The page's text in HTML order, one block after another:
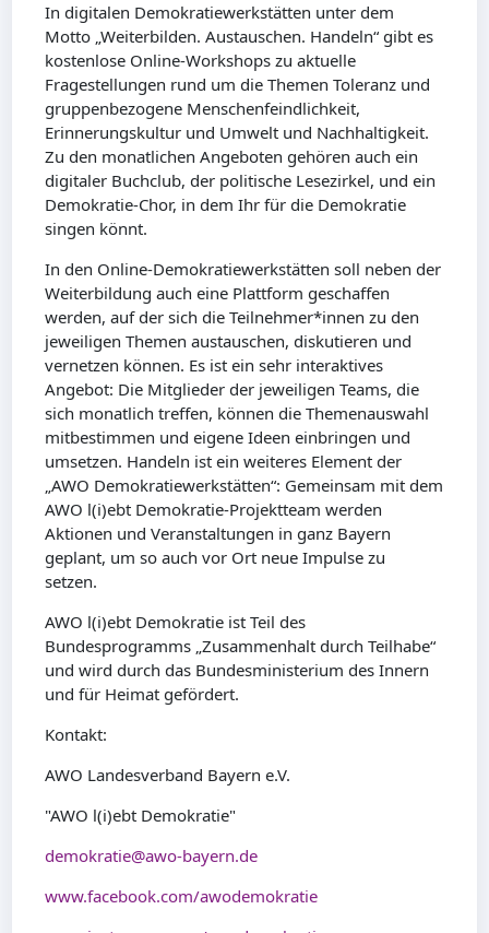
In digitalen Demokratiewerkstätten unter dem
Motto „Weiterbilden. Austauschen. Handeln“ gibt es
kostenlose Online-Workshops zu aktuelle
Fragestellungen rund um die Themen Toleranz und
gruppenbezogene Menschenfeindlichkeit,
Erinnerungskultur und Umwelt und Nachhaltigkeit.
Zu den monatlichen Angeboten gehören auch ein
digitaler Buchclub, der politische Lesezirkel, und ein
Demokratie-Chor, in dem Ihr für die Demokratie
singen könnt.
In den Online-Demokratiewerkstätten soll neben der
Weiterbildung auch eine Plattform geschaffen
werden, auf der sich die Teilnehmer*innen zu den
jeweiligen Themen austauschen, diskutieren und
vernetzen können. Es ist ein sehr interaktives
Angebot: Die Mitglieder der jeweiligen Teams, die
sich monatlich treffen, können die Themenauswahl
mitbestimmen und eigene Ideen einbringen und
umsetzen. Handeln ist ein weiteres Element der
„AWO Demokratiewerkstätten“: Gemeinsam mit dem
AWO l(i)ebt Demokratie-Projektteam werden
Aktionen und Veranstaltungen in ganz Bayern
geplant, um so auch vor Ort neue Impulse zu
setzen.
AWO l(i)ebt Demokratie ist Teil des
Bundesprogramms „Zusammenhalt durch Teilhabe“
und wird durch das Bundesministerium des Innern
und für Heimat gefördert.
Kontakt:
AWO Landesverband Bayern e.V.
"AWO l(i)ebt Demokratie"
demokratie@awo-bayern.de
www.facebook.com/awodemokratie